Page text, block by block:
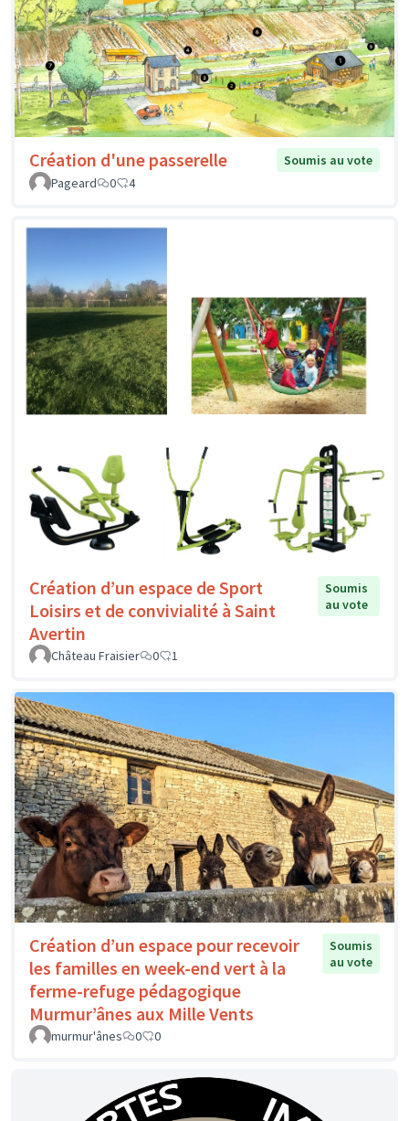
Création d'une passerelle
Soumis au vote
Pageard
0 4
Création d’un espace de Sport
Loisirs et de convivialité à Saint
Avertin
Soumis
au vote
Château Fraisier 0 1
Création d’un espace pour recevoir
les familles en week-end vert à la
ferme-refuge pédagogique
Murmur’ânes aux Mille Vents
Soumis
au vote
murmur'ânes 0 0